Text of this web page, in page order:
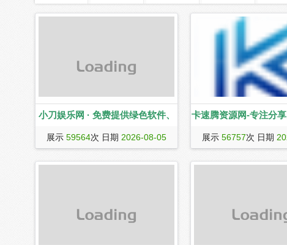
小刀娱乐网 · 免费提供绿色软件、
活动线报以及其他网络资源，好货
展示 59564次 日期 2026-08-05
卡速腾资源网-专注分
源平台,免费软件,活动
术,卡速腾教程网,小
展示 56757次 日期